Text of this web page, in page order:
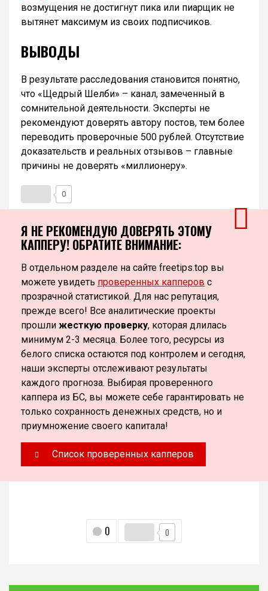
возмущения не достигнут пика или пиарщик не
вытянет максимум из своих подписчиков.
ВЫВОДЫ
В результате расследования становится понятно,
что «Щедрый Шелби» – канал, замеченный в
сомнительной деятельности. Эксперты не
рекомендуют доверять автору постов, тем более
переводить проверочные 500 рублей. Отсутствие
доказательств и реальных отзывов – главные
причины не доверять «миллионеру».
0
Я НЕ РЕКОМЕНДУЮ ДОВЕРЯТЬ ЭТОМУ
КАППЕРУ! ОБРАТИТЕ ВНИМАНИЕ:
В отдельном разделе на сайте freetips.top вы
можете увидеть проверенных капперов с
прозрачной статистикой. Для нас репутация,
прежде всего! Все аналитические проекты
прошли жесткую проверку, которая длилась
минимум 2-3 месяца. Более того, ресурсы из
белого списка остаются под контролем и сегодня,
наши эксперты отслеживают результаты
каждого прогноза. Выбирая проверенного
каппера из БС, вы можете себе гарантировать не
только сохранность денежных средств, но и
приумножение своего капитала!
Список проверенных капперов
0 0